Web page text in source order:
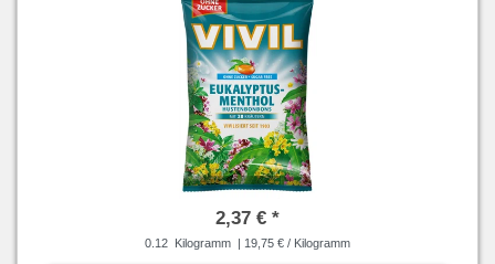
2,37 € *
0.12 Kilogramm | 19,75 € / Kilogramm